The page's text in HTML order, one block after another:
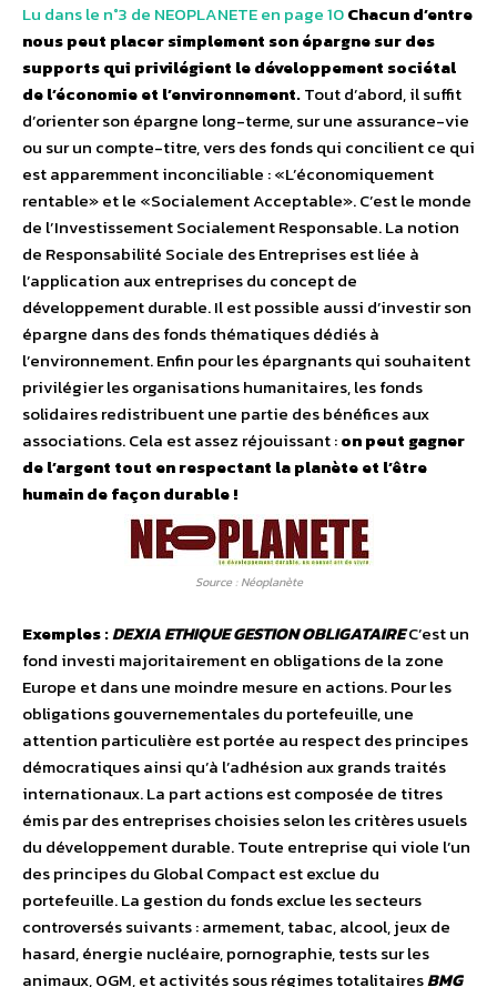
Lu dans le n°3 de NEOPLANETE en page 10Chacun d’entre
nous peut placer simplement son épargne sur des
supports qui privilégient le développement sociétal
de l’économie et l’environnement.Tout d’abord, il suffit
d’orienter son épargne long-terme, sur une assurance-vie
ou sur un compte-titre, vers des fonds qui concilient ce qui
est apparemment inconciliable : «L’économiquement
rentable» et le «Socialement Acceptable». C’est le monde
de l’Investissement Socialement Responsable. La notion
de Responsabilité Sociale des Entreprises est liée à
l’application aux entreprises du concept de
développement durable. Il est possible aussi d’investir son
épargne dans des fonds thématiques dédiés à
l’environnement. Enfin pour les épargnants qui souhaitent
privilégier les organisations humanitaires, les fonds
solidaires redistribuent une partie des bénéfices aux
associations. Cela est assez réjouissant :on peut gagner
de l’argent tout en respectant la planète et l’être
humain de façon durable !
Source : Néoplanète
Exemples :DEXIA ETHIQUE GESTION OBLIGATAIREC’est un
fond investi majoritairement en obligations de la zone
Europe et dans une moindre mesure en actions. Pour les
obligations gouvernementales du portefeuille, une
attention particulière est portée au respect des principes
démocratiques ainsi qu’à l’adhésion aux grands traités
internationaux. La part actions est composée de titres
émis par des entreprises choisies selon les critères usuels
du développement durable. Toute entreprise qui viole l’un
des principes du Global Compact est exclue du
portefeuille. La gestion du fonds exclue les secteurs
controversés suivants : armement, tabac, alcool, jeux de
hasard, énergie nucléaire, pornographie, tests sur les
animaux, OGM, et activités sous régimes totalitairesBMG